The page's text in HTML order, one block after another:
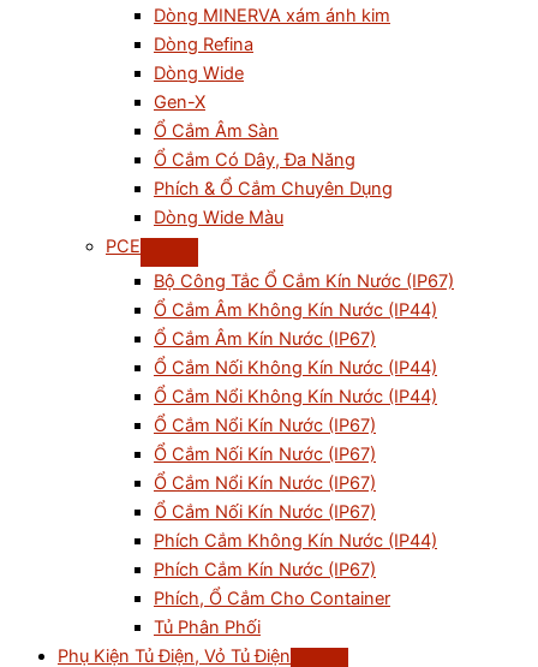
Dòng MINERVA xám ánh kim
Dòng Refina
Dòng Wide
Gen-X
Ổ Cắm Âm Sàn
Ổ Cắm Có Dây, Đa Năng
Phích & Ổ Cắm Chuyên Dụng
Dòng Wide Màu
PCE
Bộ Công Tắc Ổ Cắm Kín Nước (IP67)
Ổ Cắm Âm Không Kín Nước (IP44)
Ổ Cắm Âm Kín Nước (IP67)
Ổ Cắm Nối Không Kín Nước (IP44)
Ổ Cắm Nổi Không Kín Nước (IP44)
Ổ Cắm Nổi Kín Nước (IP67)
Ổ Cắm Nối Kín Nước (IP67)
Ổ Cắm Nổi Kín Nước (IP67)
Ổ Cắm Nối Kín Nước (IP67)
Phích Cắm Không Kín Nước (IP44)
Phích Cắm Kín Nước (IP67)
Phích, Ổ Cắm Cho Container
Tủ Phân Phối
Phụ Kiện Tủ Điện, Vỏ Tủ Điện